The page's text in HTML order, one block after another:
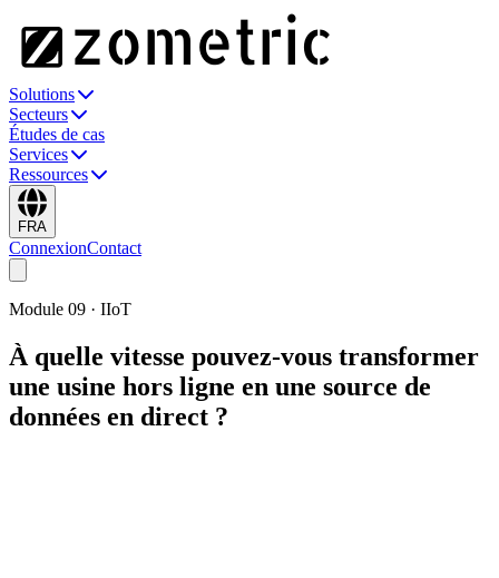
Solutions
Secteurs
Études de cas
Services
Ressources
FRA
ConnexionContact
Module 09 · IIoT
À quelle vitesse pouvez-vous transformer
une usine hors ligne en une source de
données en direct ?